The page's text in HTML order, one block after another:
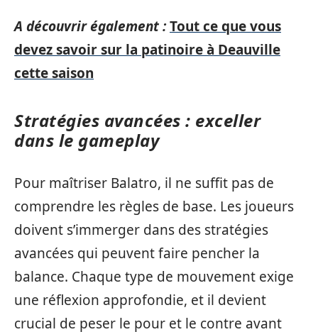
A découvrir également :Tout ce que vous
devez savoir sur la patinoire à Deauville
cette saison
Stratégies avancées : exceller
dans le gameplay
Pour maîtriser Balatro, il ne suffit pas de
comprendre les règles de base. Les joueurs
doivent s’immerger dans des stratégies
avancées qui peuvent faire pencher la
balance. Chaque type de mouvement exige
une réflexion approfondie, et il devient
crucial de peser le pour et le contre avant